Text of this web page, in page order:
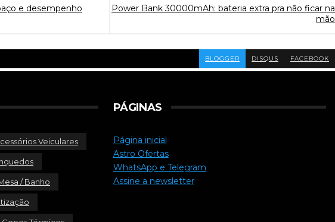
Power Bank 30000mAh: bateria extra pra não ficar na
mão
e desempenho
BLOGGER DISQUS FACEBOOK
Veiculares
/ Banho
PÁGINAS
Página inicial
Astro Ofertas
WhatsApp e Telegram
Assine a newsletter